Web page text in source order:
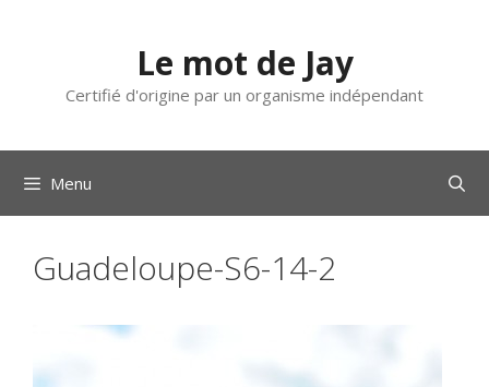
Le mot de Jay
Certifié d'origine par un organisme indépendant
Menu
Guadeloupe-S6-14-2